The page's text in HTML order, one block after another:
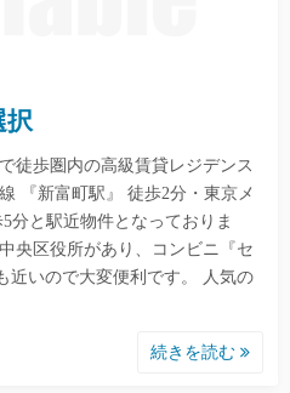
択
徒歩圏内の高級賃貸レジデンス
『新富町駅』 徒歩2分・東京メ
分と駅近物件となっておりま
央区役所があり、コンビニ『セ
近いので大変便利です。 人気の
続きを読む